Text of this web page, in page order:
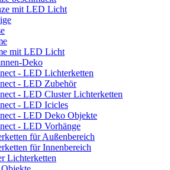
mit LED Licht
mit LED Licht
Deko
- LED Lichterketten
- LED Zubehör
- LED Cluster Lichterketten
- LED Icicles
- LED Deko Objekte
- LED Vorhänge
für Außenbereich
für Innenbereich
Lichterketten